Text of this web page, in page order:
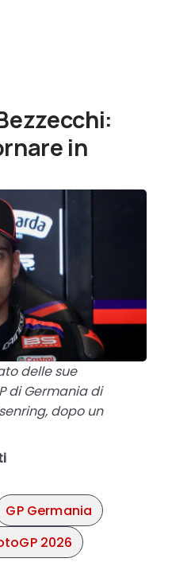
in
delle sue
di Germania di
dopo un
GP Germania
2026